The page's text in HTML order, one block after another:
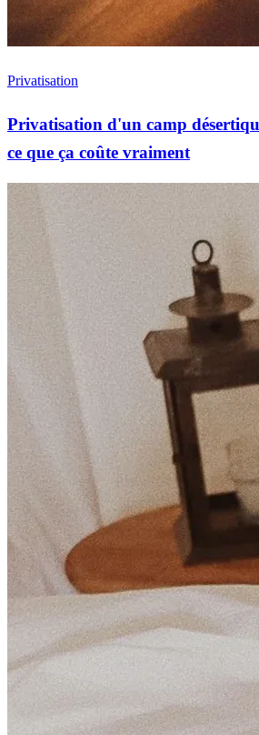
Privatisation
Privatisation d'un camp
ce que ça coûte vraiment